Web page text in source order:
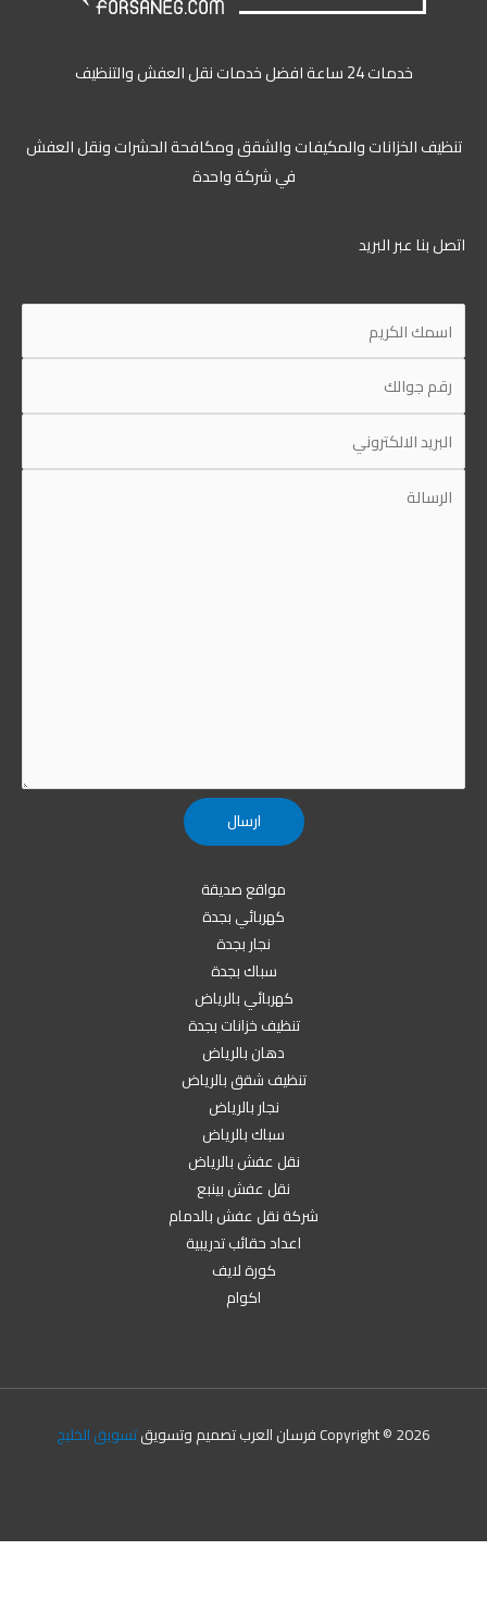
خدمات 24 ساعة افضل خدمات نقل العفش والتنظيف
الخزانات والمكيفات والشقق ومكافحة الحشرات ونقل العفش
في شركة واحدة
بنا عبر البريد
مواقع صديقة
كهربائي بجدة
نجار بجدة
سباك بجدة
كهربائي بالرياض
تنظيف خزانات بجدة
دهان بالرياض
تنظيف شقق بالرياض
نجار بالرياض
سباك بالرياض
نقل عفش بالرياض
نقل عفش بينبع
شركة نقل عفش بالدمام
اعداد حقائب تدريبية
كورة لايف
Copyright © 2026 فرسان العرب تصميم وتسويق تسويق الخليج